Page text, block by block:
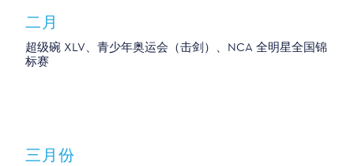
二月
超级碗 XLV、青少年奥运会（击剑）、NCA 全明星全国锦
标赛
三月份